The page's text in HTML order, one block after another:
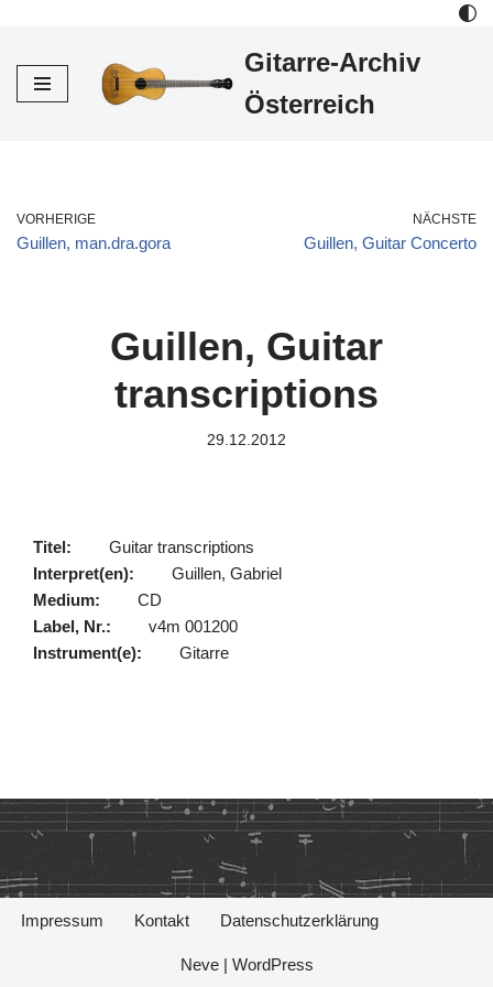
Inhalt
Gitarre-Archiv
Österreich
VORHERIGE
Guillen, man.dra.gora
NÄCHSTE
Guillen, Guitar Concerto
Guillen, Guitar
transcriptions
29.12.2012
Titel:
Guitar transcriptions
Interpret(en):
Guillen, Gabriel
Medium:
CD
Label, Nr.:
v4m 001200
Instrument(e):
Gitarre
Impressum Kontakt Datenschutzerklärung
Neve| WordPress